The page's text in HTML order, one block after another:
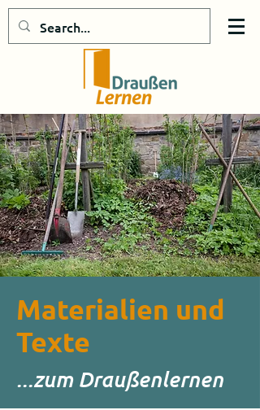
Materialien und
Texte
...zum Draußenlernen